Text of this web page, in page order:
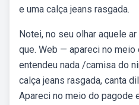
e uma calça jeans rasgada.
Notei, no seu olhar aquele
que. Web — apareci no
entendeu nada /camisa do
calça jeans rasgada, canta
Apareci no meio do pagode